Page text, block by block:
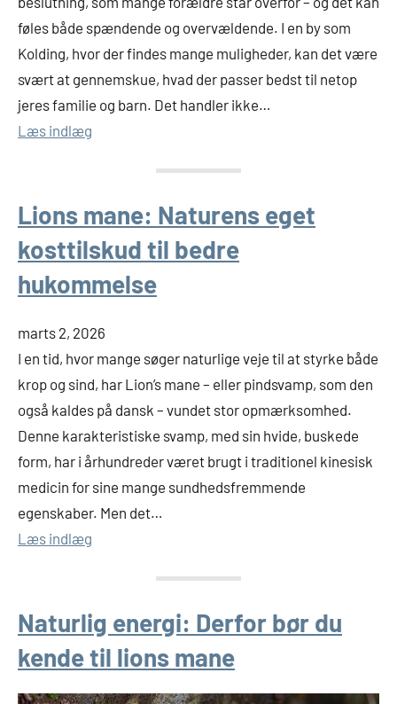
føles både spændende og overvældende. I en by som
Kolding, hvor der findes mange muligheder, kan det være
svært at gennemskue, hvad der passer bedst til netop
jeres familie og barn. Det handler ikke…
Læs indlæg
Lions mane: Naturens eget
kosttilskud til bedre
hukommelse
marts 2, 2026
I en tid, hvor mange søger naturlige veje til at styrke både
krop og sind, har Lion’s mane – eller pindsvamp, som den
også kaldes på dansk – vundet stor opmærksomhed.
Denne karakteristiske svamp, med sin hvide, buskede
form, har i århundreder været brugt i traditionel kinesisk
medicin for sine mange sundhedsfremmende
egenskaber. Men det…
Læs indlæg
Naturlig energi: Derfor bør du
kende til lions mane